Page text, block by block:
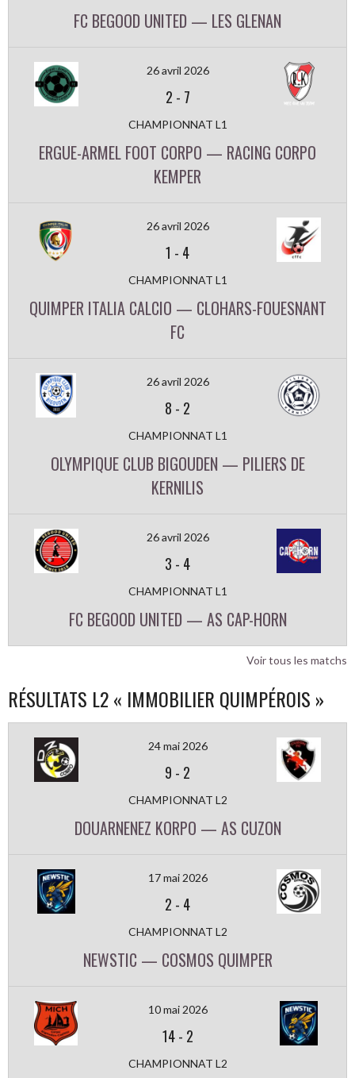
FC BEGOOD UNITED — LES GLENAN
26 avril 2026
2 - 7
CHAMPIONNAT L1
ERGUE-ARMEL FOOT CORPO — RACING CORPO
KEMPER
26 avril 2026
1 - 4
CHAMPIONNAT L1
QUIMPER ITALIA CALCIO — CLOHARS-FOUESNANT
FC
26 avril 2026
8 - 2
CHAMPIONNAT L1
OLYMPIQUE CLUB BIGOUDEN — PILIERS DE
KERNILIS
26 avril 2026
3 - 4
CHAMPIONNAT L1
FC BEGOOD UNITED — AS CAP-HORN
Voir tous les matchs
RÉSULTATS L2 « IMMOBILIER QUIMPÉROIS »
24 mai 2026
9 - 2
CHAMPIONNAT L2
DOUARNENEZ KORPO — AS CUZON
17 mai 2026
2 - 4
CHAMPIONNAT L2
NEWSTIC — COSMOS QUIMPER
10 mai 2026
14- 2
CHAMPIONNAT L2